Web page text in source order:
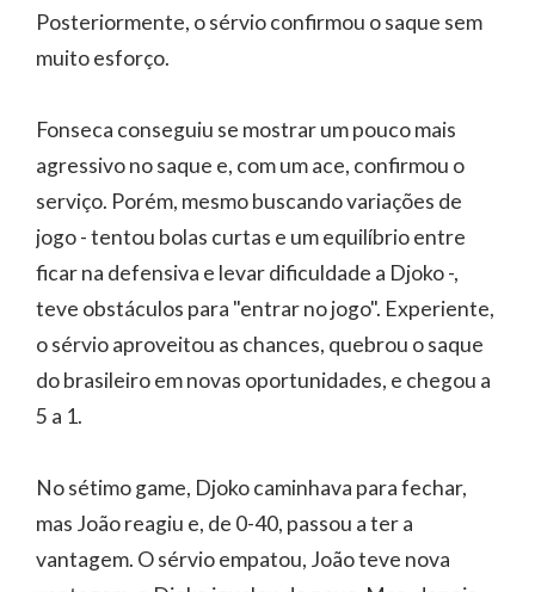
Posteriormente, o sérvio confirmou o saque sem
muito esforço.
Fonseca conseguiu se mostrar um pouco mais
agressivo no saque e, com um ace, confirmou o
serviço. Porém, mesmo buscando variações de
jogo - tentou bolas curtas e um equilíbrio entre
ficar na defensiva e levar dificuldade a Djoko -,
teve obstáculos para "entrar no jogo". Experiente,
o sérvio aproveitou as chances, quebrou o saque
do brasileiro em novas oportunidades, e chegou a
5 a 1.
No sétimo game, Djoko caminhava para fechar,
mas João reagiu e, de 0-40, passou a ter a
vantagem. O sérvio empatou, João teve nova